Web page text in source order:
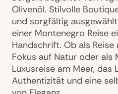
Olivenöl. Stilvolle
und sorgfältig
einer Montenegro Reise
Handschrift. Ob als
Fokus auf Natur oder als
Luxusreise am Meer,
Authentizität und eine